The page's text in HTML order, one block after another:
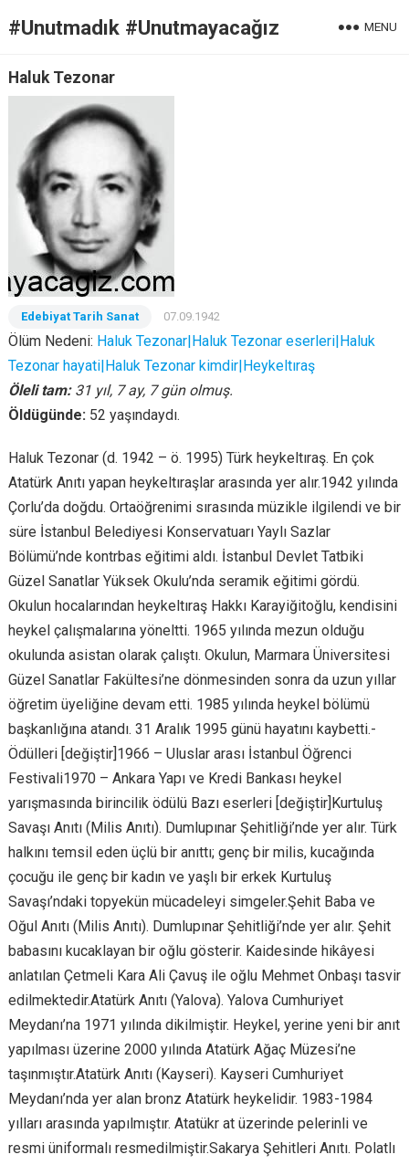
#Unutmadık #Unutmayacağız MENU
Haluk Tezonar
Edebiyat Tarih Sanat 07.09.1942
Ölüm Nedeni: Haluk Tezonar|Haluk Tezonar eserleri|Haluk
Tezonar hayati|Haluk Tezonar kimdir|Heykeltıraş
Öleli tam: 31 yıl, 7 ay, 7 gün olmuş.
Öldügünde: 52 yaşındaydı.
Haluk Tezonar (d. 1942 – ö. 1995) Türk heykeltıraş. En çok
Atatürk Anıtı yapan heykeltıraşlar arasında yer alır.1942 yılında
Çorlu’da doğdu. Ortaöğrenimi sırasında müzikle ilgilendi ve bir
süre İstanbul Belediyesi Konservatuarı Yaylı Sazlar
Bölümü’nde kontrbas eğitimi aldı. İstanbul Devlet Tatbiki
Güzel Sanatlar Yüksek Okulu’nda seramik eğitimi gördü.
Okulun hocalarından heykeltıraş Hakkı Karayiğitoğlu, kendisini
heykel çalışmalarına yöneltti. 1965 yılında mezun olduğu
okulunda asistan olarak çalıştı. Okulun, Marmara Üniversitesi
Güzel Sanatlar Fakültesi’ne dönmesinden sonra da uzun yıllar
öğretim üyeliğine devam etti. 1985 yılında heykel bölümü
başkanlığına atandı. 31 Aralık 1995 günü hayatını kaybetti.-
Ödülleri [değiştir]1966 – Uluslar arası İstanbul Öğrenci
Festivali1970 – Ankara Yapı ve Kredi Bankası heykel
yarışmasında birincilik ödülü Bazı eserleri [değiştir]Kurtuluş
Savaşı Anıtı (Milis Anıtı). Dumlupınar Şehitliği’nde yer alır. Türk
halkını temsil eden üçlü bir anıttı; genç bir milis, kucağında
çocuğu ile genç bir kadın ve yaşlı bir erkek Kurtuluş
Savaşı’ndaki topyekün mücadeleyi simgeler.Şehit Baba ve
Oğul Anıtı (Milis Anıtı). Dumlupınar Şehitliği’nde yer alır. Şehit
babasını kucaklayan bir oğlu gösterir. Kaidesinde hikâyesi
anlatılan Çetmeli Kara Ali Çavuş ile oğlu Mehmet Onbaşı tasvir
edilmektedir.Atatürk Anıtı (Yalova). Yalova Cumhuriyet
Meydanı’na 1971 yılında dikilmiştir. Heykel, yerine yeni bir anıt
yapılması üzerine 2000 yılında Atatürk Ağaç Müzesi’ne
taşınmıştır.Atatürk Anıtı (Kayseri). Kayseri Cumhuriyet
Meydanı’nda yer alan bronz Atatürk heykelidir. 1983-1984
yılları arasında yapılmıştır. Atatükr at üzerinde pelerinli ve
resmi üniformalı resmedilmiştir.Sakarya Şehitleri Anıtı. Polatlı